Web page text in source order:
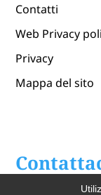
Contatti
Web Privacy
Privacy
Mappa del sito